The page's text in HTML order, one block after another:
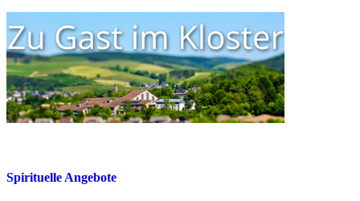
Spirituelle Angebote